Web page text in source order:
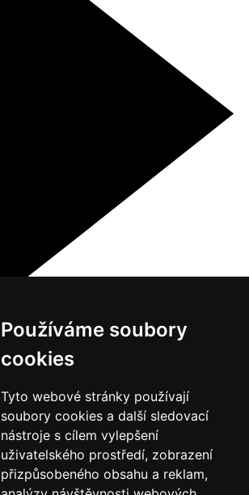
Používáme soubory
cookies
Tyto webové stránky používají
soubory cookies a další sledovací
nástroje s cílem vylepšení
uživatelského prostředí, zobrazení
přizpůsobeného obsahu a reklam,